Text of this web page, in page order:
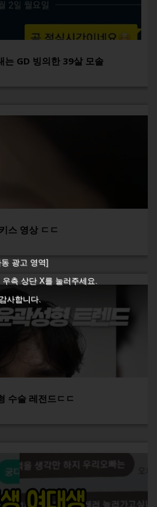
동 광고 영역]
우측 상단 X를 눌러주세요.
감사합니다.
는 GD 빙의한 39살 모솔
스 영상 ㄷㄷ
수술 레전드ㄷㄷ